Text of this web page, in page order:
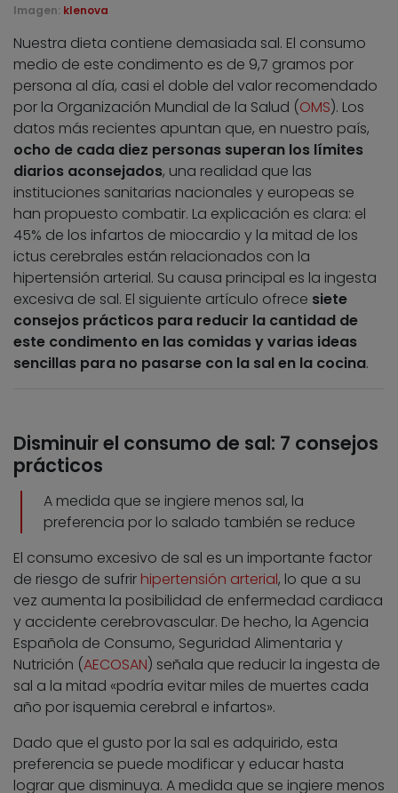
Imagen: klenova
Nuestra dieta contiene demasiada sal. El consumo
medio de este condimento es de 9,7 gramos por
persona al día, casi el doble del valor recomendado
por la Organización Mundial de la Salud (OMS). Los
datos más recientes apuntan que, en nuestro país,
ocho de cada diez personas superan los límites
diarios aconsejados, una realidad que las
instituciones sanitarias nacionales y europeas se
han propuesto combatir. La explicación es clara: el
45% de los infartos de miocardio y la mitad de los
ictus cerebrales están relacionados con la
hipertensión arterial. Su causa principal es la ingesta
excesiva de sal. El siguiente artículo ofrece siete
consejos prácticos para reducir la cantidad de
este condimento en las comidas y varias ideas
sencillas para no pasarse con la sal en la cocina.
Disminuir el consumo de sal: 7 consejos
prácticos
A medida que se ingiere menos sal, la
preferencia por lo salado también se reduce
El consumo excesivo de sal es un importante factor
de riesgo de sufrir hipertensión arterial, lo que a su
vez aumenta la posibilidad de enfermedad cardiaca
y accidente cerebrovascular. De hecho, la Agencia
Española de Consumo, Seguridad Alimentaria y
Nutrición (AECOSAN) señala que reducir la ingesta de
sal a la mitad «podría evitar miles de muertes cada
año por isquemia cerebral e infartos».
Dado que el gusto por la sal es adquirido, esta
preferencia se puede modificar y educar hasta
lograr que disminuya. A medida que se ingiere menos